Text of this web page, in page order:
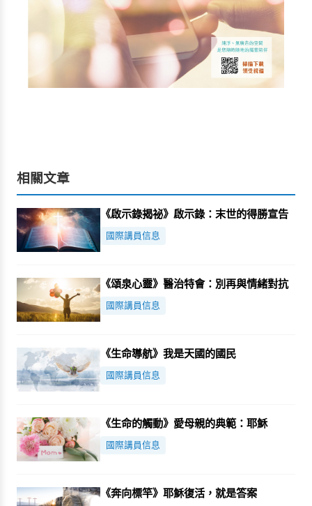
相關文章
《啟示錄揭祕》啟示錄：末世的得勝宣告
國際講員信息
《頌泉心靈》醫治特會：別再與情緒對抗
國際講員信息
《生命導航》我是天國的國民
國際講員信息
《生命的觸動》愛母親的典範：耶穌
國際講員信息
《奔向標竿》耶穌復活，就是答案